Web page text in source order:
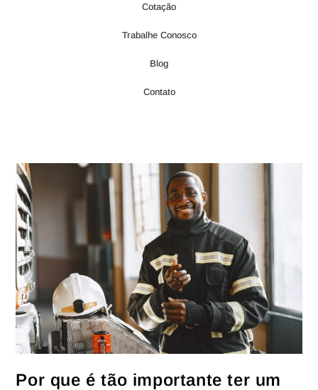
Cotação
Trabalhe Conosco
Blog
Contato
Por que é tão importante ter um